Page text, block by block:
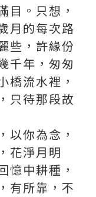
目。只想，
月的每次路
些，許緣份
千年，匆匆
橋流水裡，
只待那段故
以你為念，
花淨月明
憶中耕種，
有所靠，不